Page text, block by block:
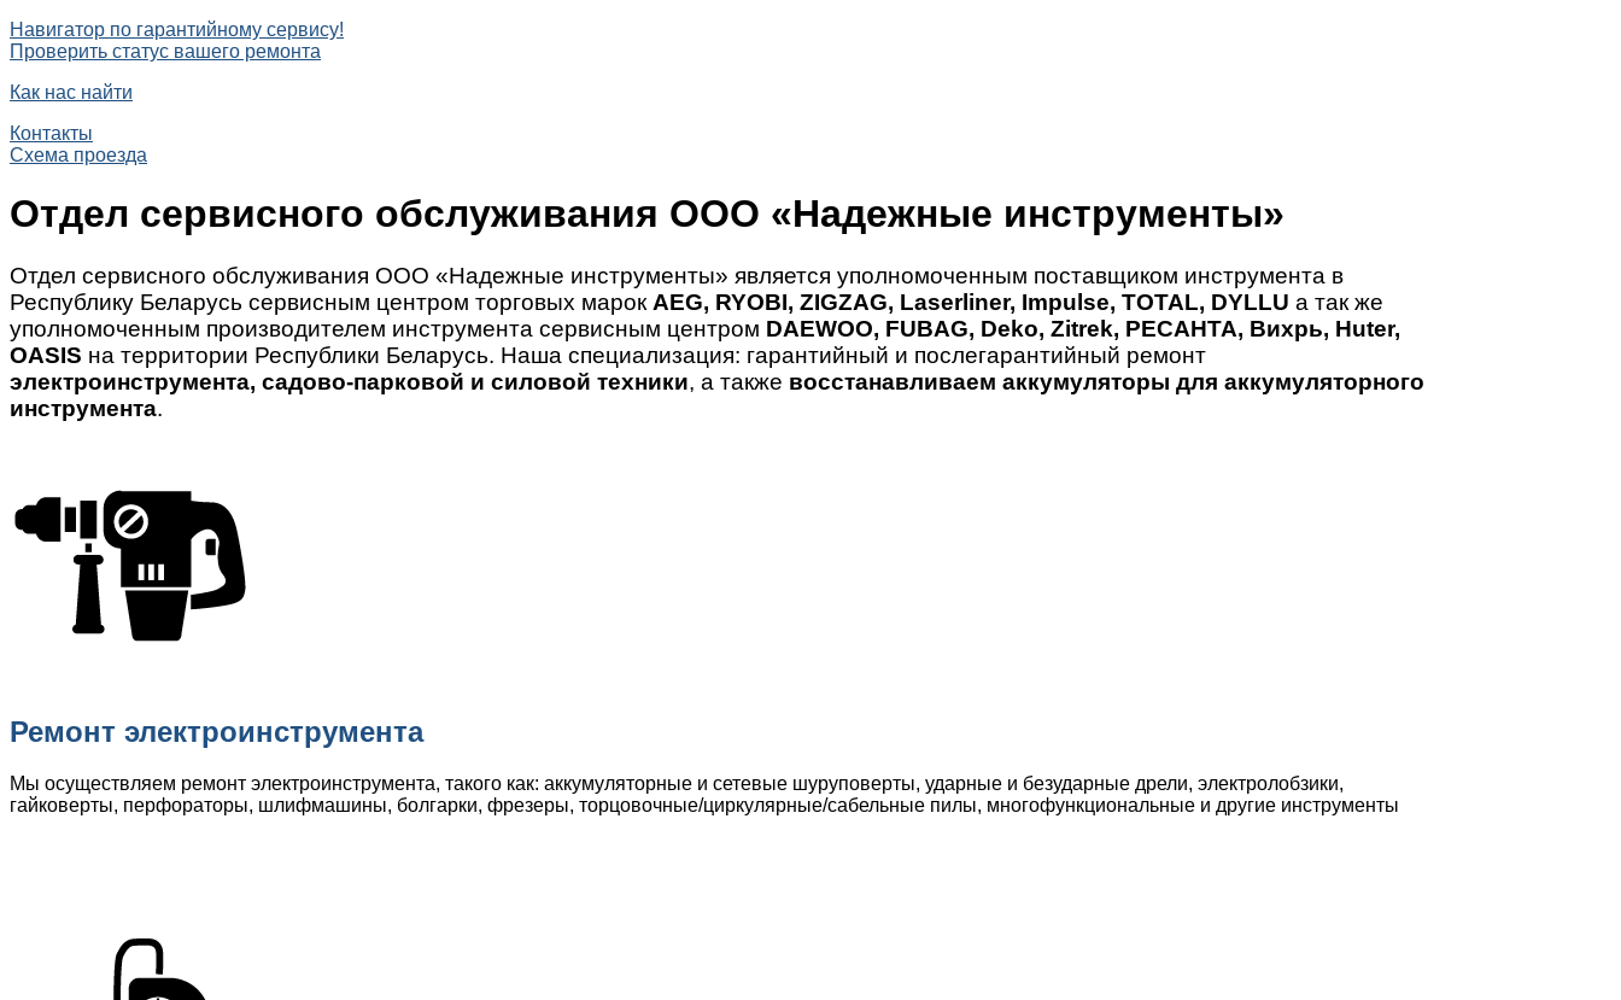
Навигатор по гарантийному сервису!
Проверить статус вашего ремонта
Как нас найти
Контакты
Схема проезда
Отдел сервисного обслуживания ООО «Надежные инструменты»
Отдел сервисного обслуживания ООО «Надежные инструменты» является уполномоченным поставщиком инструмента в
Республику Беларусь сервисным центром торговых марок AEG, RYOBI, ZIGZAG, Laserliner, Impulse, TOTAL, DYLLU а так же
уполномоченным производителем инструмента сервисным центром DAEWOO, FUBAG, Deko, Zitrek, РЕСАНТА, Вихрь, Huter,
OASIS на территории Республики Беларусь. Наша специализация: гарантийный и послегарантийный ремонт
электроинструмента, садово-парковой и силовой техники, а также восстанавливаем аккумуляторы для аккумуляторного
инструмента.
Ремонт электроинструмента
Мы осуществляем ремонт электроинструмента, такого как: аккумуляторные и сетевые шуруповерты, ударные и безударные дрели, электролобзики,
гайковерты, перфораторы, шлифмашины, болгарки, фрезеры, торцовочные/циркулярные/сабельные пилы, многофункциональные и другие инструменты